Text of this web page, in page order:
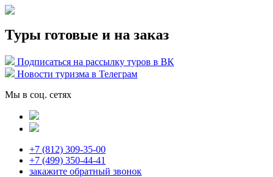
Туры готовые и на заказ
Подписаться на рассылку туров в ВК
Новости туризма в Телеграм
Мы в соц. сетях
+7 (812) 309-35-00
+7 (499) 350-44-41
закажите обратный звонок